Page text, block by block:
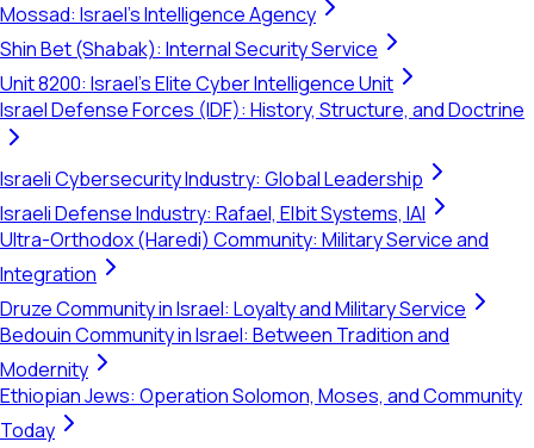
Mossad: Israel's Intelligence Agency
Shin Bet (Shabak): Internal Security Service
Unit 8200: Israel's Elite Cyber Intelligence Unit
Israel Defense Forces (IDF): History, Structure, and Doctrine
Israeli Cybersecurity Industry: Global Leadership
Israeli Defense Industry: Rafael, Elbit Systems, IAI
Ultra-Orthodox (Haredi) Community: Military Service and
Integration
Druze Community in Israel: Loyalty and Military Service
Bedouin Community in Israel: Between Tradition and
Modernity
Ethiopian Jews: Operation Solomon, Moses, and Community
Today